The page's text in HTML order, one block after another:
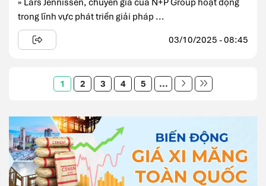
» Lars Jennissen, chuyên gia của N+P Group hoạt động
trong lĩnh vực phát triển giải pháp ...
03/10/2025 - 08:45
1 2 3 4 5 ...